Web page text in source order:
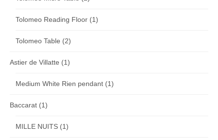
Tolomeo Reading Floor (1)
Tolomeo Table (2)
Astier de Villatte (1)
Medium White Rien pendant (1)
Baccarat (1)
MILLE NUITS (1)